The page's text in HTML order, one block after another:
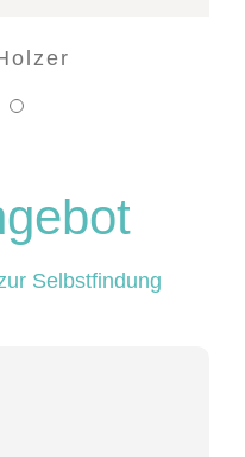
Selbstfindung